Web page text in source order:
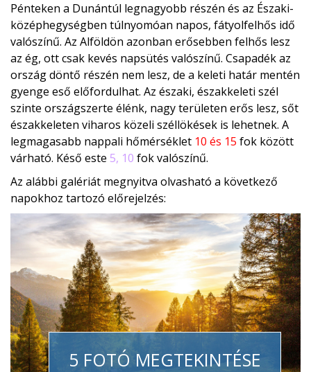
Pénteken a Dunántúl legnagyobb részén és az Északi-
középhegységben túlnyomóan napos, fátyolfelhős idő
valószínű. Az Alföldön azonban erősebben felhős lesz
az ég, ott csak kevés napsütés valószínű. Csapadék az
ország döntő részén nem lesz, de a keleti határ mentén
gyenge eső előfordulhat. Az északi, északkeleti szél
szinte országszerte élénk, nagy területen erős lesz, sőt
északkeleten viharos közeli széllökések is lehetnek. A
legmagasabb nappali hőmérséklet 10 és 15 fok között
várható. Késő este 5, 10 fok valószínű.
Az alábbi galériát megnyitva olvasható a következő
napokhoz tartozó előrejelzés:
5 FOTÓ MEGTEKINTÉSE